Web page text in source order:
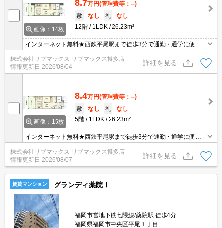
画像：14枚
8.7万円(管理費等：--)
敷
なし 礼
なし
12階
1LDK 26.23m²
インターネット無料★西鉄平尾駅まで徒歩3分で通勤・通学に便利
です★宅配ボックス完備★
株式会社リブマックス リブマックス博多店
情報更新日 2026/08/04
詳細を見る
画像：15枚
8.4万円(管理費等：--)
敷
なし 礼
なし
5階
1LDK 26.23m²
インターネット無料★西鉄平尾駅まで徒歩3分で通勤・通学に便利
です★宅配ボックス完備★
株式会社リブマックス リブマックス博多店
情報更新日 2026/08/07
詳細を見る
賃貸マンション グランディ薬院Ⅰ
福岡市営地下鉄七隈線/薬院駅 徒歩4分
福岡県福岡市中央区平尾１丁目